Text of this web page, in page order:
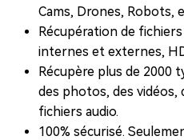
Cams, Drones, Robots,
Récupération de
internes et externes,
Récupère plus de 2000
des photos, des vidéos,
fichiers audio.
100% sécurisé.